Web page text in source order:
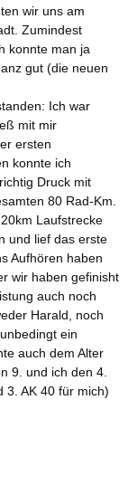
wir uns am
Zumindest
konnte man ja
gut (die neuen
Ich war
mit mir
ersten
konnte ich
Druck mit
80 Rad-Km.
Laufstrecke
und lief das erste
Aufhören haben
wir haben gefinisht
auch noch
Harald, noch
ein
auch dem Alter
9. und ich den 4.
3. AK 40 für mich)